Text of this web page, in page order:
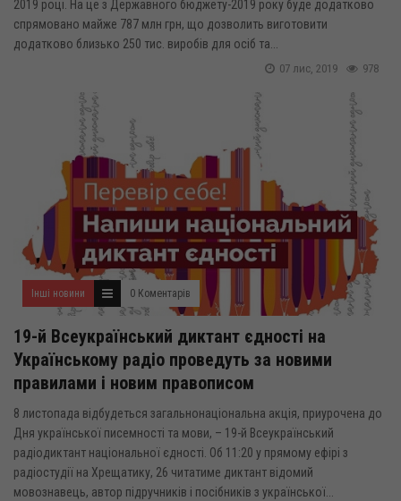
2019 році. На це з Державного бюджету-2019 року буде додатково
спрямовано майже 787 млн грн, що дозволить виготовити
додатково близько 250 тис. виробів для осіб та...
978
07 лис, 2019
Інші новини 0 Коментарів
19-й Всеукраїнський диктант єдності на
Українському радіо проведуть за новими
правилами і новим правописом
8 листопада відбудеться загальнонаціональна акція, приурочена до
Дня української писемності та мови, – 19-й Всеукраїнський
радіодиктант національної єдності. Об 11:20 у прямому ефірі з
радіостудії на Хрещатику, 26 читатиме диктант відомий
мовознавець, автор підручників і посібників з української...